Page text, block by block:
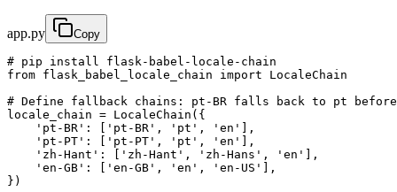
app.py Copy
# pip install flask-babel-locale-chain
from flask_babel_locale_chain import LocaleChain
# Define fallback chains: pt-BR falls back to pt
locale_chain = LocaleChain({
    'pt-BR': ['pt-BR', 'pt', 'en'],
    'pt-PT': ['pt-PT', 'pt', 'en'],
    'zh-Hant': ['zh-Hant', 'zh-Hans', 'en'],
    'en-GB': ['en-GB', 'en', 'en-US'],
})